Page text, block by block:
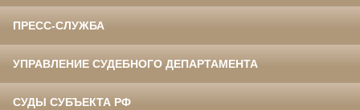
ПРЕСС-СЛУЖБА
УПРАВЛЕНИЕ СУДЕБНОГО ДЕПАРТАМЕНТА
СУДЫ СУБЪЕКТА РФ